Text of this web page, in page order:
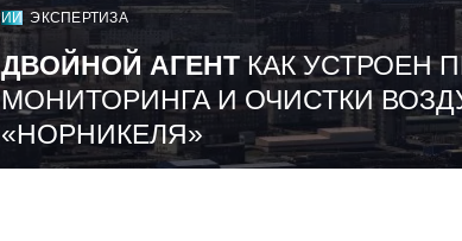
ИИ ЭКСПЕРТИЗА
ДВОЙНОЙ АГЕНТКАК УСТРОЕН
МОНИТОРИНГА И ОЧИСТКИ
«НОРНИКЕЛЯ»